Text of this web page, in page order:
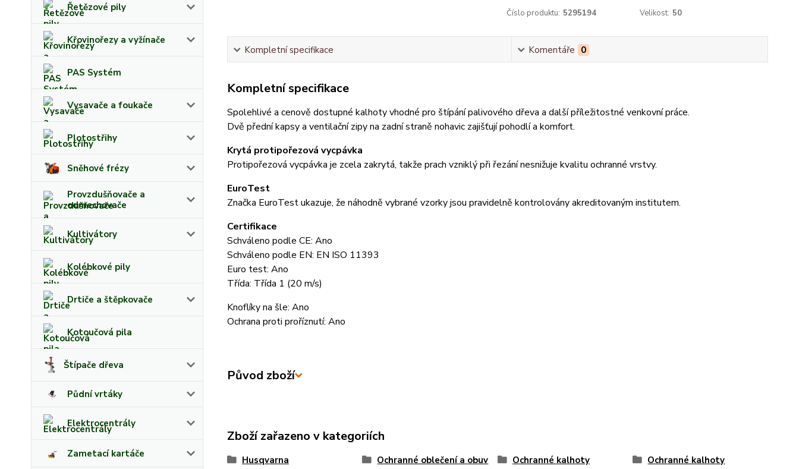
Řetězové pily
Křovinořezy a vyžínače
PAS Systém
Vysavače a foukače
Plotostřihy
Sněhové frézy
Provzdušňovače a
odmechovače
Kultivátory
Kolébkové pily
Drtiče a štěpkovače
Kotoučová pila
Štípače dřeva
Půdní vrtáky
Elektrocentrály
Zametací kartáče
Číslo produktu: 5295194 Velikost: 50
Kompletní specifikace Komentáře 0
Kompletní specifikace
Spolehlivé a cenově dostupné kalhoty vhodné pro štípání palivového dřeva a další příležitostné venkovní práce.
Dvě přední kapsy a ventilační zipy na zadní straně nohavic zajišťují pohodlí a komfort.
Krytá protipořezová vycpávka
Protipořezová vycpávka je zcela zakrytá, takže prach vzniklý při řezání nesnižuje kvalitu ochranné vrstvy.
EuroTest
Značka EuroTest ukazuje, že náhodně vybrané vzorky jsou pravidelně kontrolovány akreditovaným institutem.
Certifikace
Schváleno podle CE: Ano
Schváleno podle EN: EN ISO 11393
Euro test: Ano
Třída: Třída 1 (20 m/s)
Knoflíky na šle: Ano
Ochrana proti proříznutí: Ano
Původ zboží
Zboží zařazeno v kategoriích
Husqvarna Ochranné oblečení a obuv Ochranné kalhoty Ochranné kalhoty